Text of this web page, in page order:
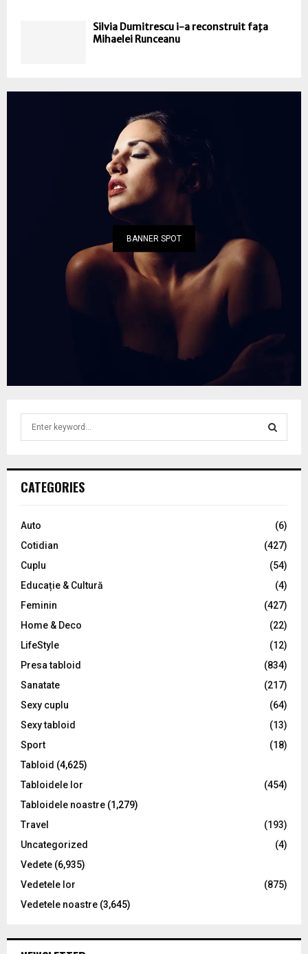
Silvia Dumitrescu i-a reconstruit faţa
Mihaelei Runceanu
BANNER SPOT
h
o
:
C
CATEGORIES
Auto
(6)
Cotidian
(427)
Cuplu
(54)
Educație & Cultură
(4)
Feminin
(427)
Home & Deco
(22)
LifeStyle
(12)
Presa tabloid
(834)
Sanatate
(217)
Sexy cuplu
(64)
Sexy tabloid
(13)
Sport
(18)
Tabloid (4,625)
Tabloidele lor
(454)
Tabloidele noastre (1,279)
Travel
(193)
Uncategorized
(4)
Vedete (6,935)
Vedetele lor
(875)
Vedetele noastre (3,645)